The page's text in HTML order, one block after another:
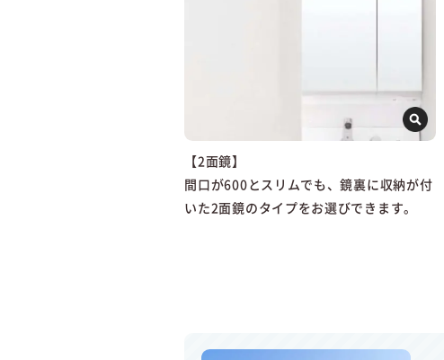
【2面鏡】
間口が600とスリムでも、鏡裏に収納が付
いた2面鏡のタイプをお選びできます。